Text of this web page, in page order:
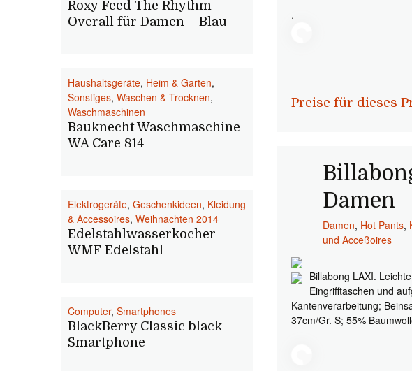
.
Preise für dieses
Damen
Damen, Hot Pants,
und Acceßoires
Billabong LAXI.
Eingrifftaschen und
Kantenverarbeitung;
37cm/Gr. S; 55%
Roxy Feed The Rhythm –
Overall für Damen – Blau
Haushaltsgeräte, Heim & Garten,
Sonstiges, Waschen & Trocknen,
Waschmaschinen
Bauknecht Waschmaschine
WA Care 814
Elektrogeräte, Geschenkideen, Kleidung
& Accessoires, Weihnachten 2014
Edelstahlwasserkocher
WMF Edelstahl
Computer, Smartphones
BlackBerry Classic black
Smartphone